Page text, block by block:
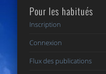
Pour les habitués
Inscription
Connexion
Flux des publications